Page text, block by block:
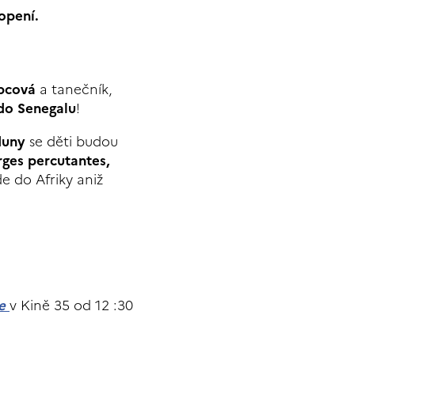
a tanečník,
Senegalu!
se děti budou
percutantes,
do Afriky aniž
v Kině 35 od 12 :30